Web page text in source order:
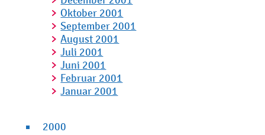
Oktober 2001
September 2001
August 2001
Juli 2001
Juni 2001
Februar 2001
Januar 2001
2000